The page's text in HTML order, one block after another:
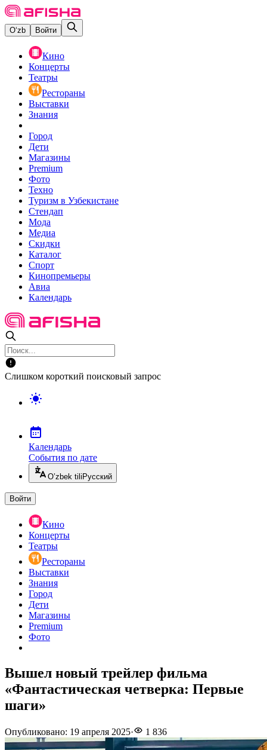
O‘zb Войти
Кино
Концерты
Театры
Рестораны
Выставки
Знания
Город
Дети
Магазины
Premium
Фото
Техно
Туризм в Узбекистане
Стендап
Мода
Медиа
Скидки
Каталог
Спорт
Кинопремьеры
Авиа
Календарь
Слишком короткий поисковый запрос
Календарь
События по дате
O’zbek tili Русский
Войти
Кино
Концерты
Театры
Рестораны
Выставки
Знания
Город
Дети
Магазины
Premium
Фото
Вышел новый трейлер фильма
«Фантастическая четверка: Первые
шаги»
Опубликовано: 19 апреля 2025· 1 836